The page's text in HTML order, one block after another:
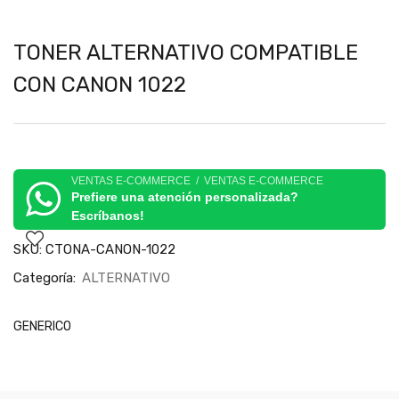
TONER ALTERNATIVO COMPATIBLE
CON CANON 1022
VENTAS E-COMMERCE / VENTAS E-COMMERCE
Prefiere una atención personalizada?
Escríbanos!
SKU: CTONA-CANON-1022
Categoría: ALTERNATIVO
GENERICO